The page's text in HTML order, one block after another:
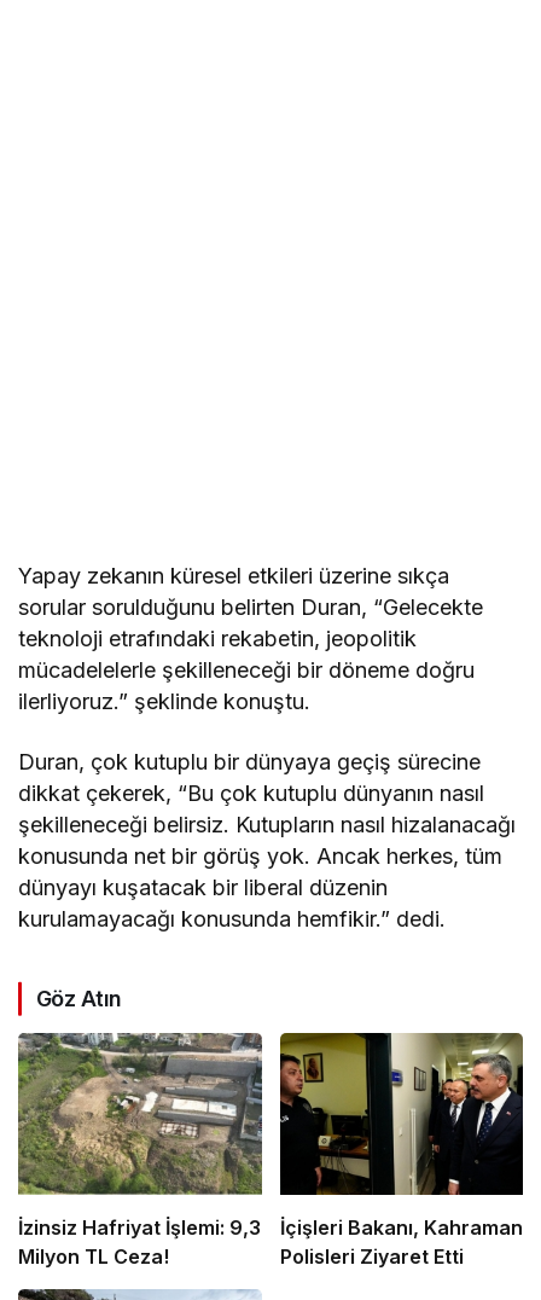
Yapay zekanın küresel etkileri üzerine sıkça
sorular sorulduğunu belirten Duran, “Gelecekte
teknoloji etrafındaki rekabetin, jeopolitik
mücadelelerle şekilleneceği bir döneme doğru
ilerliyoruz.” şeklinde konuştu.
Duran, çok kutuplu bir dünyaya geçiş sürecine
dikkat çekerek, “Bu çok kutuplu dünyanın nasıl
şekilleneceği belirsiz. Kutupların nasıl hizalanacağı
konusunda net bir görüş yok. Ancak herkes, tüm
dünyayı kuşatacak bir liberal düzenin
kurulamayacağı konusunda hemfikir.” dedi.
Göz Atın
İzinsiz Hafriyat İşlemi: 9,3
Milyon TL Ceza!
İçişleri Bakanı, Kahraman
Polisleri Ziyaret Etti